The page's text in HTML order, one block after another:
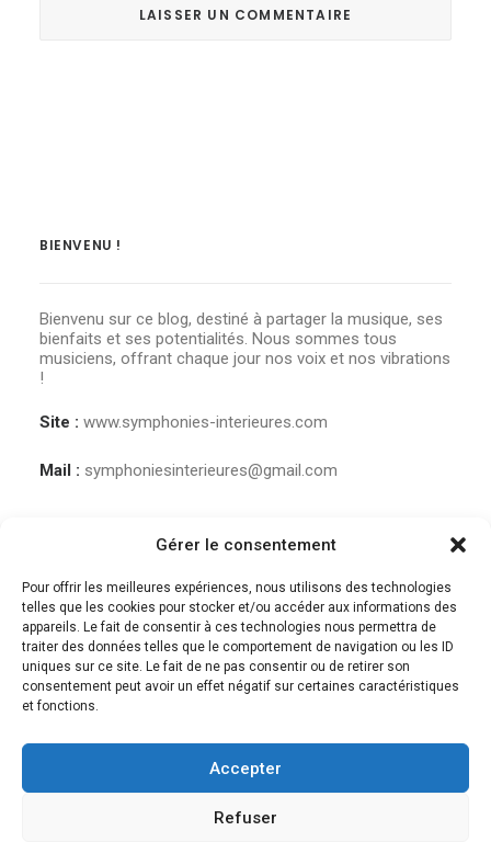
Gérer le consentement
Pour offrir les meilleures expériences, nous utilisons des technologies
telles que les cookies pour stocker et/ou accéder aux informations des
appareils. Le fait de consentir à ces technologies nous permettra de
traiter des données telles que le comportement de navigation ou les ID
uniques sur ce site. Le fait de ne pas consentir ou de retirer son
consentement peut avoir un effet négatif sur certaines caractéristiques
et fonctions.
Accepter
Refuser
BIENVENU !
Bienvenu sur ce blog, destiné à partager la musique, ses
bienfaits et ses potentialités. Nous sommes tous
musiciens, offrant chaque jour nos voix et nos vibrations
!
Site : www.symphonies-interieures.com
Mail : symphoniesinterieures@gmail.com
© 2018 Des musiques pour guérir | Tous droits réservés. |Mentions légales et
CGV